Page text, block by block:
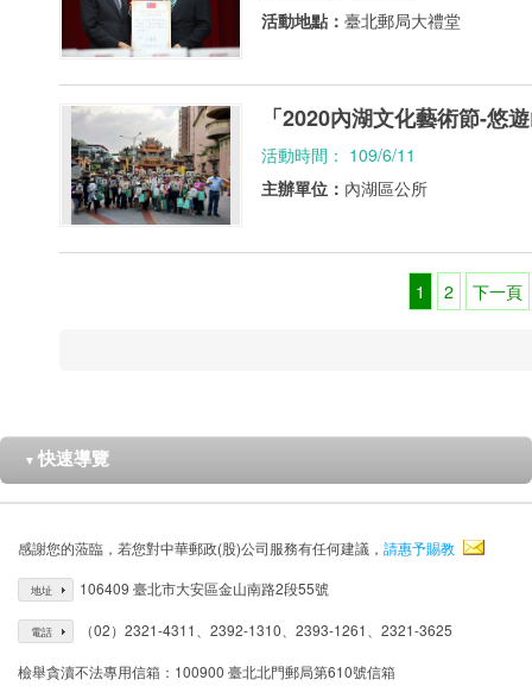
活動地點： 臺北郵局大禮堂
「2020內湖文化藝術節-悠
活動時間： 109/6/11
主辦單位： 內湖區公所
1 2 下一頁
▼ 快速導覽
感謝您的蒞臨，若您對中華郵政(股)公司服務有任何建議， 請惠予賜教
地址 106409 臺北市大安區金山南路2段55號
電話 （02）2321-4311、2392-1310、2393-1261、2321-3625
檢舉貪瀆不法專用信箱：100900 臺北北門郵局第610號信箱